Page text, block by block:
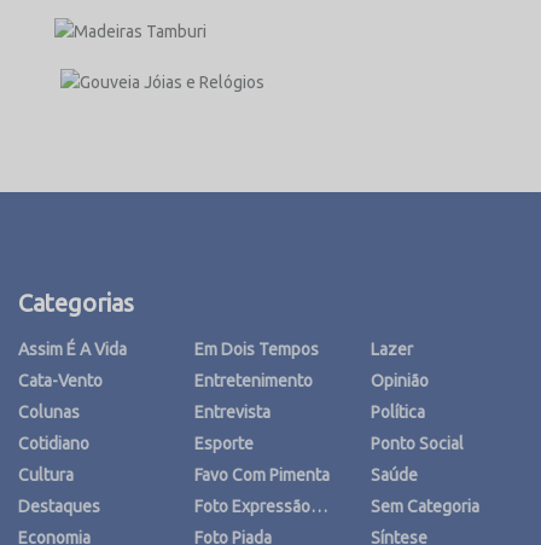
Categorias
Assim É A Vida
Cata-Vento
Colunas
Cotidiano
Cultura
Destaques
Economia
Em Dois Tempos
Entretenimento
Entrevista
Esporte
Favo Com Pimenta
Foto Expressão…
Foto Piada
Lazer
Opinião
Política
Ponto Social
Saúde
Sem Categoria
Síntese